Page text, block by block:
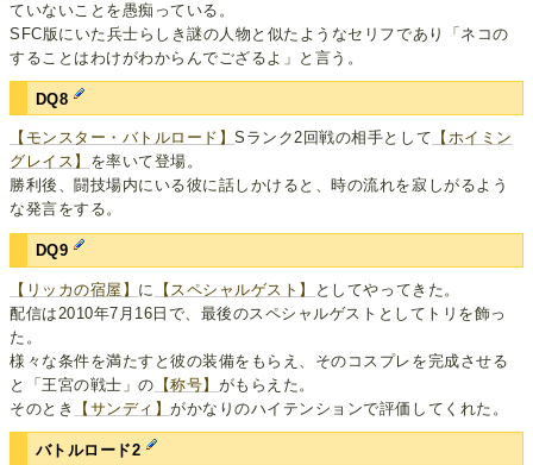
ていないことを愚痴っている。
SFC版にいた兵士らしき謎の人物と似たようなセリフであり「ネコの
することはわけがわからんでござるよ」と言う。
DQ8
【モンスター・バトルロード】Sランク2回戦の相手として 【ホイミン
グレイス】 を率いて登場。
勝利後、闘技場内にいる彼に話しかけると、時の流れを寂しがるよう
な発言をする。
DQ9
【リッカの宿屋】 に 【スペシャルゲスト】
としてやってきた。
配信は2010年7月16日で、最後のスペシャルゲストとしてトリを飾っ
た。
様々な条件を満たすと彼の装備をもらえ、そのコスプレを完成させる
と「王宮の戦士」の 【称号】 がもらえた。
そのとき
【サンディ】がかなりのハイテンションで評価してくれた。
バトルロード2